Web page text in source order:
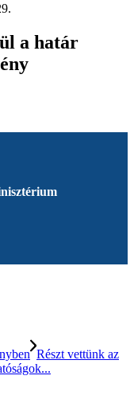
a határ
Részt vettünk az